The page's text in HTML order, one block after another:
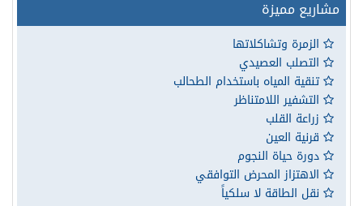
مشاريع مميزة
الزمرة وتشاكلاتها
التصلب العصيدي
تنقية المياه باستخدام الطحالب
التشفير اللامتناظر
زراعة القلب
قرنية العين
دورة حياة النجوم
الاهتزاز المحرض التوافقي
نقل الطاقة لا سلكياً